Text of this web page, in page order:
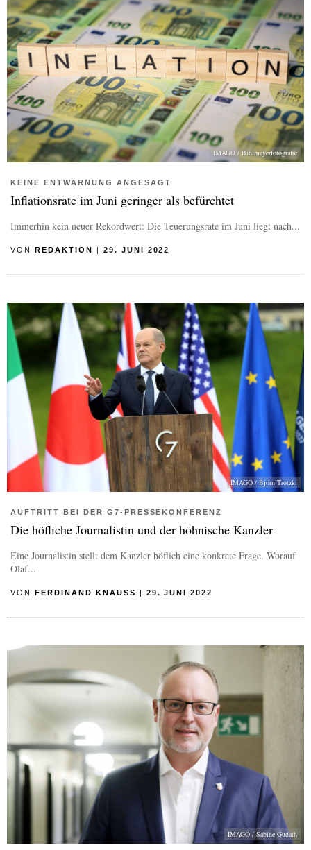
IMAGO / Bihlmayerfotografie
KEINE ENTWARNUNG ANGESAGT
Inflationsrate im Juni geringer als befürchtet
Immerhin kein neuer Rekordwert: Die Teuerungsrate im Juni liegt nach...
VON REDAKTION | 29. JUNI 2022
IMAGO / Björn Trotzki
AUFTRITT BEI DER G7-PRESSEKONFERENZ
Die höfliche Journalistin und der höhnische Kanzler
Eine Journalistin stellt dem Kanzler höflich eine konkrete Frage. Worauf
Olaf...
VON FERDINAND KNAUSS | 29. JUNI 2022
IMAGO / Sabine Gudath